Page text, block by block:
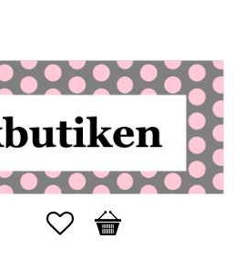
Favorites
Basket